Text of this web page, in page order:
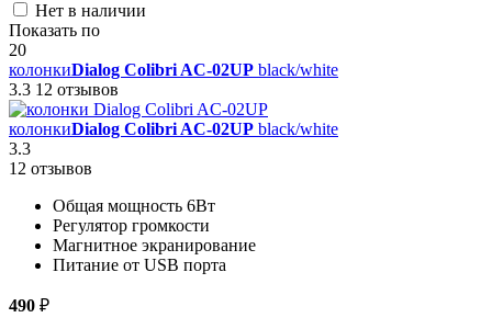
Нет в наличии
Показать по
20
колонкиDialog Colibri AC-02UP black/white
3.3 12 отзывов
колонкиDialog Colibri AC-02UP black/white
3.3
12 отзывов
Общая мощность 6Вт
Регулятор громкости
Магнитное экранирование
Питание от USB порта
490 ₽